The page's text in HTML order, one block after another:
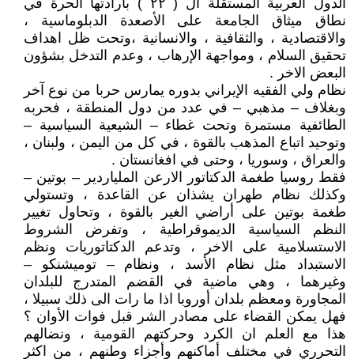
الدول العربية المستقلة ال ( ٢٢ ) بارادتها الحرة في
نطاق ميثاق الجامعة على الأصعدة الدبلوماسية ،
والاقتصادية ، والثقافية ، والانسانية ،وتحت ظل اهداف
تحقيق السلام ، ومواجهة الإرهاب ، وعدم التدخل بشؤون
البعض الاخر .
نظام ولي الفقيه الإيراني بدوره يمارس حربا من نوع آخر
وبغلاف – مذهبي – في عدد من دول المنطقة ، فحربه
الطائفية مستمرة وتحت غطاء – الشيعية السياسية –
وتوحيد اتباع المذهب بالقوة ، في كل من اليمن ، ولبنان ،
والعراق ، وسوريا ، وحتى في افغانستان .
فقط روسيا طغمة الدكتاتور الارعن الملياردير – بوتين –
وكذلك نظام طهران يشذان عن القاعدة ، وتستولي
طغمة بوتين على أراضي الغير بالقوة ، وتحاول تغيير
النظم السياسية الديموقراطية ، وتفرض الشروط
الاستسلامية على الاخر ، وتدعم الدكتاتوريات ونظم
الاستبداد مثل نظام الأسد ، ونظام – توميشنكو –
وغيرهما ، وهي ماضية في القضم المتدرج للبلدان
المجاورة ومعظم بلدان أوروبا اذا ما رات الى ذلك سبيلا ،
فهل يمكن القضاء على مصادر الشر قبل فوات الأوان ؟
هذا مع العلم ان الكرد وحركتهم القومية ، ونضالهم
التحرري في مختلف أماكنهم وأجزاء وطنهم ، من اكثر